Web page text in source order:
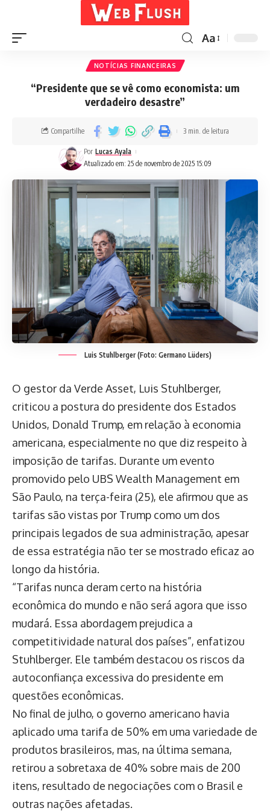
Aa
NOTÍCIAS FINANCEIRAS
“Presidente que se vê como economista: um
verdadeiro desastre”
Atualizado em: 25 de novembro de 2025 15:09
Por Lucas Ayala
Compartilhe 3 min. de leitura
Luis Stuhlberger (Foto: Germano Lüders)
O gestor da Verde Asset, Luis Stuhlberger,
criticou a postura do presidente dos Estados
Unidos, Donald Trump, em relação à economia
americana, especialmente no que diz respeito à
imposição de tarifas. Durante um evento
promovido pelo UBS Wealth Management em
São Paulo, na terça-feira (25), ele afirmou que as
tarifas são vistas por Trump como um dos
principais legados de sua administração, apesar
de essa estratégia não ter se mostrado eficaz ao
longo da história.
“Tarifas nunca deram certo na história
econômica do mundo e não será agora que isso
mudará. Essa abordagem prejudica a
competitividade natural dos países”, enfatizou
Stuhlberger. Ele também destacou os riscos da
autoconfiança excessiva do presidente em
questões econômicas.
No final de julho, o governo americano havia
aplicado uma tarifa de 50% em uma variedade de
produtos brasileiros, mas, na última semana,
retirou a sobretaxa de 40% sobre mais de 200
itens, resultado de negociações com o Brasil e
outras nações afetadas.